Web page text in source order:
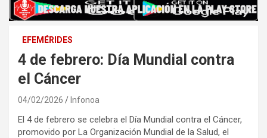
EFEMÉRIDES
4 de febrero: Día Mundial contra
el Cáncer
04/02/2026 Infonoa
El 4 de febrero se celebra el Día Mundial contra el Cáncer,
promovido por La Organización Mundial de la Salud, el